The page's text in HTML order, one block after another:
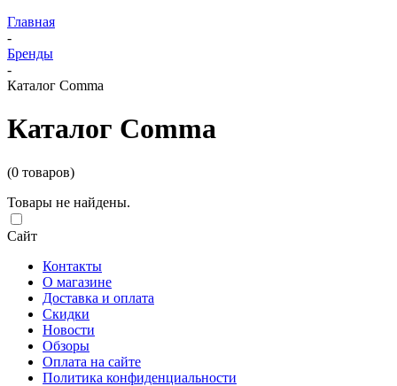
Главная
-
Бренды
-
Каталог Comma
Каталог Comma
(0 товаров)
Товары не найдены.
Сайт
Контакты
О магазине
Доставка и оплата
Скидки
Новости
Обзоры
Оплата на сайте
Политика конфиденциальности